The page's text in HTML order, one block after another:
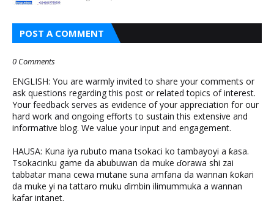
POST A COMMENT
0 Comments
ENGLISH: You are warmly invited to share your comments or
ask questions regarding this post or related topics of interest.
Your feedback serves as evidence of your appreciation for our
hard work and ongoing efforts to sustain this extensive and
informative blog. We value your input and engagement.
HAUSA: Kuna iya rubuto mana tsokaci ko tambayoyi a ƙasa.
Tsokacinku game da abubuwan da muke ɗorawa shi zai
tabbatar mana cewa mutane suna amfana da wannan ƙoƙari
da muke yi na tattaro muku ɗimbin ilimummuka a wannan
kafar intanet.